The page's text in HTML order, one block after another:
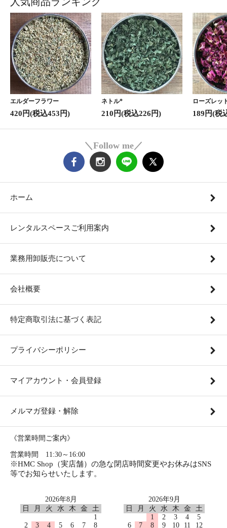
エルダーフラワー
420円(税込453円)
ネトル*
210円(税込226円)
ローズレッ
189円(税
＼Follow me／
ホーム
レンタルスペースご利用案内
業務用卸販売について
会社概要
特定商取引法に基づく表記
プライバシーポリシー
マイアカウント・会員登録
メルマガ登録・解除
《営業時間ご案内》
営業時間 11:30～16:00
※HMC Shop（実店舗）の急な閉店時間変更やお休みはSNS
等でお知らせいたします。
2026年8月
日
月 火 水 木 金
土
1
2
3 4 5 6 7 8
2026年9月
日
月 火 水 木 金
土
1
2 3 4
5
6
7 8 9 10 11 12